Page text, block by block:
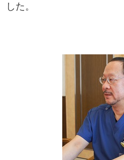
した。